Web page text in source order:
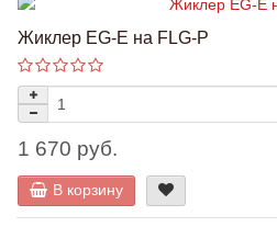
Жиклер EG-E на FLG-P
1 670 руб.
В корзину